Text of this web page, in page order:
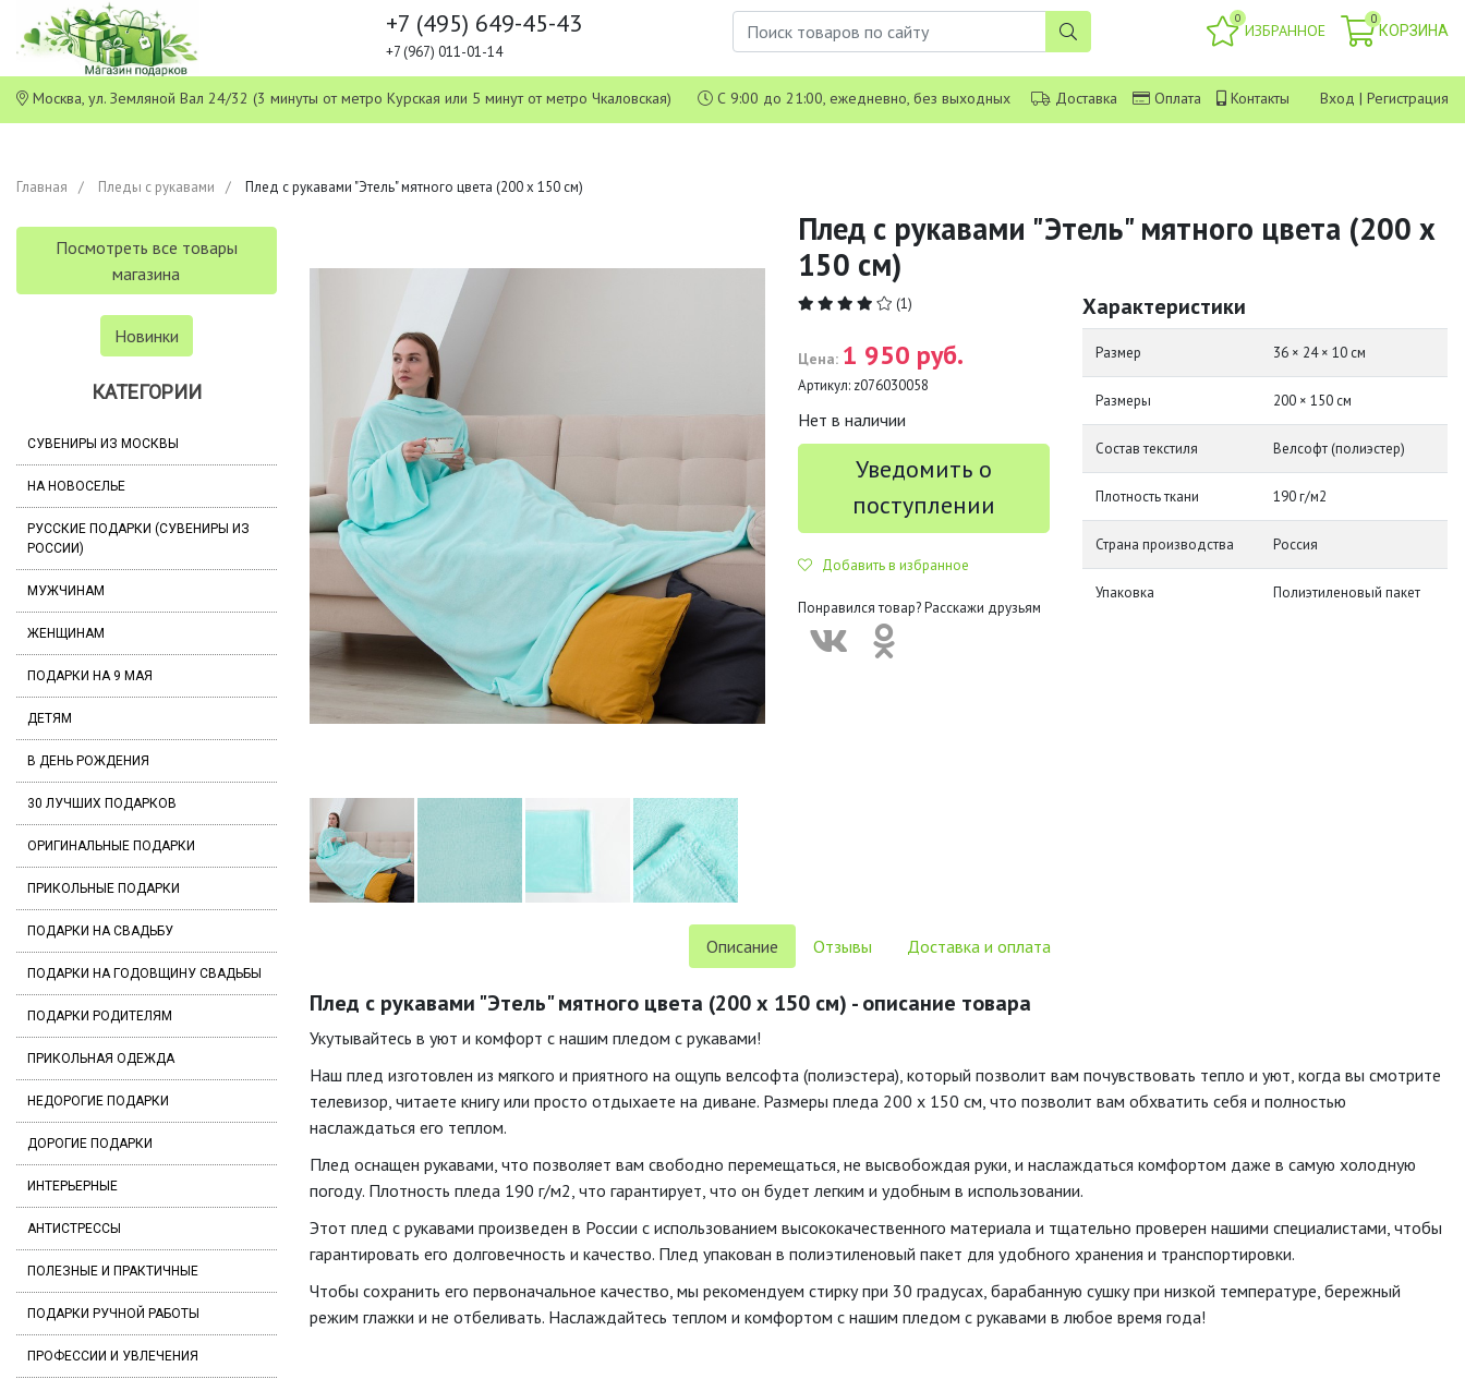
+7 (495) 649-45-43
+7 (967) 011-01-14
0
ИЗБРАННОЕ
0
КОРЗИНА
Москва, ул. Земляной Вал 24/32 (3 минуты от метро Курская или 5 минут от метро Чкаловская) С 9:00 до 21:00, ежедневно, без выходных Доставка Оплата Контакты Вход | Регистрация
Главная Пледы с рукавами Плед с рукавами "Этель" мятного цвета (200 х 150 см)
Посмотреть все товары
магазина
Новинки
КАТЕГОРИИ
СУВЕНИРЫ ИЗ МОСКВЫ
НА НОВОСЕЛЬЕ
РУССКИЕ ПОДАРКИ (СУВЕНИРЫ ИЗ
РОССИИ)
МУЖЧИНАМ
ЖЕНЩИНАМ
ПОДАРКИ НА 9 МАЯ
ДЕТЯМ
В ДЕНЬ РОЖДЕНИЯ
30 ЛУЧШИХ ПОДАРКОВ
ОРИГИНАЛЬНЫЕ ПОДАРКИ
ПРИКОЛЬНЫЕ ПОДАРКИ
ПОДАРКИ НА СВАДЬБУ
ПОДАРКИ НА ГОДОВЩИНУ СВАДЬБЫ
ПОДАРКИ РОДИТЕЛЯМ
ПРИКОЛЬНАЯ ОДЕЖДА
НЕДОРОГИЕ ПОДАРКИ
ДОРОГИЕ ПОДАРКИ
ИНТЕРЬЕРНЫЕ
АНТИСТРЕССЫ
ПОЛЕЗНЫЕ И ПРАКТИЧНЫЕ
ПОДАРКИ РУЧНОЙ РАБОТЫ
ПРОФЕССИИ И УВЛЕЧЕНИЯ
Плед с рукавами "Этель" мятного цвета (200 х
150 см)
(1)
Цена: 1 950 руб.
Артикул: z076030058
Нет в наличии
Уведомить о
поступлении
Добавить в избранное
Понравился товар? Расскажи друзьям
Характеристики
Размер 36 × 24 × 10 см
Размеры 200 × 150 см
Состав текстиля Велсофт (полиэстер)
Плотность ткани 190 г/м2
Страна производства Россия
Упаковка Полиэтиленовый пакет
Описание Отзывы Доставка и оплата
Плед с рукавами "Этель" мятного цвета (200 х 150 см) - описание товара
Укутывайтесь в уют и комфорт с нашим пледом с рукавами!
Наш плед изготовлен из мягкого и приятного на ощупь велсофта (полиэстера), который позволит вам почувствовать тепло и уют, когда вы смотрите
телевизор, читаете книгу или просто отдыхаете на диване. Размеры пледа 200 х 150 см, что позволит вам обхватить себя и полностью
наслаждаться его теплом.
Плед оснащен рукавами, что позволяет вам свободно перемещаться, не высвобождая руки, и наслаждаться комфортом даже в самую холодную
погоду. Плотность пледа 190 г/м2, что гарантирует, что он будет легким и удобным в использовании.
Этот плед с рукавами произведен в России с использованием высококачественного материала и тщательно проверен нашими специалистами, чтобы
гарантировать его долговечность и качество. Плед упакован в полиэтиленовый пакет для удобного хранения и транспортировки.
Чтобы сохранить его первоначальное качество, мы рекомендуем стирку при 30 градусах, барабанную сушку при низкой температуре, бережный
режим глажки и не отбеливать. Наслаждайтесь теплом и комфортом с нашим пледом с рукавами в любое время года!